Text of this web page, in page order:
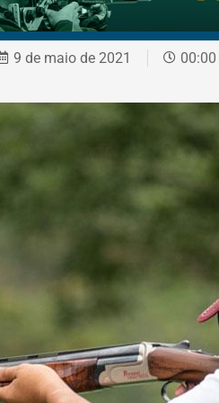
9 de maio de 2021 00:00